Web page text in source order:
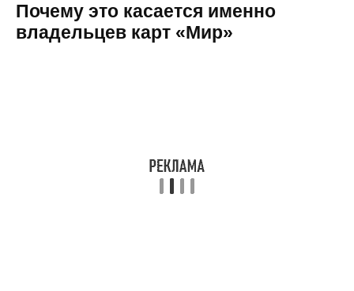
Почему это касается именно
владельцев карт «Мир»